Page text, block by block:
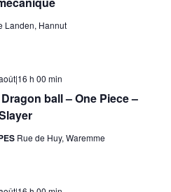
Landen, Hannut
ball – One Piece –
h 00 min
Rue de Huy, Waremme